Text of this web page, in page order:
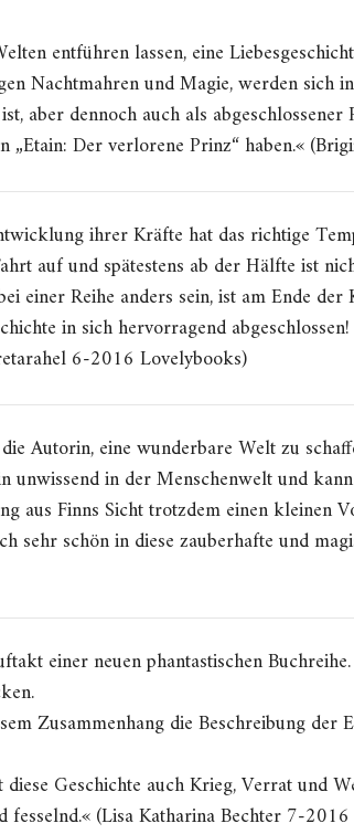
entführen lassen, eine
Nachtmahren und Magie, werden
aber dennoch auch als
Der verlorene Prinz“ haben.«
ihrer Kräfte hat das richtige
auf und spätestens ab der Hälfte ist
einer Reihe anders sein, ist am Ende
in sich hervorragend
6-2016 Lovelybooks)
Autorin, eine wunderbare Welt zu
unwissend in der Menschenwelt und
aus Finns Sicht trotzdem einen kleinen
sehr schön in diese zauberhafte und
einer neuen phantastischen
Zusammenhang die Beschreibung
Geschichte auch Krieg, Verrat und
fesselnd.« (Lisa Katharina Bechter 7-